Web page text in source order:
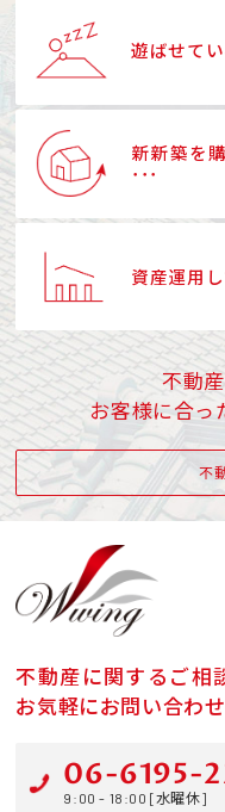
遊ばせて
新新築を
･･･
資産運用
不動
お客様に合っ
不
不動産に関するご相
お気軽にお問い合わせ
06-6195-
9:00 - 18:00 [水曜休]